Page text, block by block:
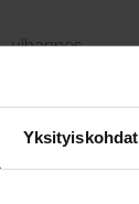
Yksityiskohdat
-vihannes